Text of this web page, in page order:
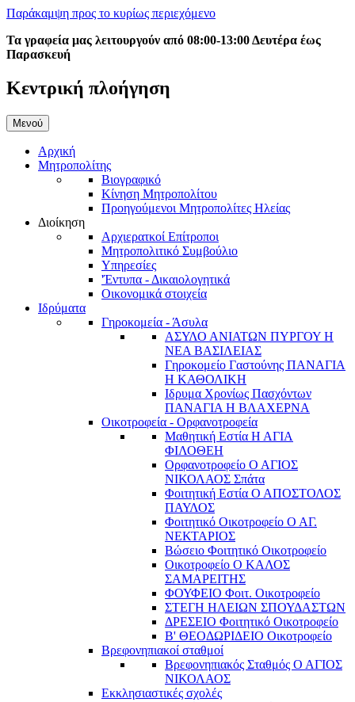
Παράκαμψη προς το κυρίως περιεχόμενο
Τα γραφεία μας λειτουργούν από 08:00-13:00 Δευτέρα έως
Παρασκευή
Κεντρική πλοήγηση
Μενού
Αρχική
Μητροπολίτης
Βιογραφικό
Κίνηση Μητροπολίτου
Προηγούμενοι Μητροπολίτες Ηλείας
Διοίκηση
Αρχιερατκοί Επίτροποι
Μητροπολιτικό Συμβούλιο
Υπηρεσίες
'Έντυπα - Δικαιολογητικά
Οικονομικά στοιχεία
Ιδρύματα
Γηροκομεία - Άσυλα
ΑΣΥΛΟ ΑΝΙΑΤΩΝ ΠΥΡΓΟΥ Η
ΝΕΑ ΒΑΣΙΛΕΙΑΣ
Γηροκομείο Γαστούνης ΠΑΝΑΓΙΑ
Η ΚΑΘΟΛΙΚΗ
Ιδρυμα Χρονίως Πασχόντων
ΠΑΝΑΓΙΑ Η ΒΛΑΧΕΡΝΑ
Οικοτροφεία - Ορφανοτροφεία
Μαθητική Εστία Η ΑΓΙΑ
ΦΙΛΟΘΕΗ
Ορφανοτροφείο Ο ΑΓΙΟΣ
ΝΙΚΟΛΑΟΣ Σπάτα
Φοιτητική Εστία Ο ΑΠΟΣΤΟΛΟΣ
ΠΑΥΛΟΣ
Φοιτητικό Οικοτροφείο Ο ΑΓ.
ΝΕΚΤΑΡΙΟΣ
Βώσειο Φοιτητικό Οικοτροφείο
Οικοτροφείο Ο ΚΑΛΟΣ
ΣΑΜΑΡΕΙΤΗΣ
ΦΟΥΦΕΙΟ Φοιτ. Οικοτροφείο
ΣΤΕΓΗ ΗΛΕΙΩΝ ΣΠΟΥΔΑΣΤΩΝ
ΔΡΕΣΕΙΟ Φοιτητικό Οικοτροφείο
Β' ΘΕΟΔΩΡΙΔΕΙΟ Οικοτροφείο
Βρεφονηπιακοί σταθμοί
Βρεφονηπιακός Σταθμός Ο ΑΓΙΟΣ
ΝΙΚΟΛΑΟΣ
Εκκλησιαστικές σχολές